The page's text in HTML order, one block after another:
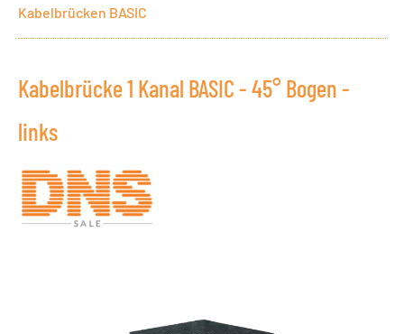
Kabelbrücken BASIC
Kabelbrücke 1 Kanal BASIC - 45° Bogen -
links